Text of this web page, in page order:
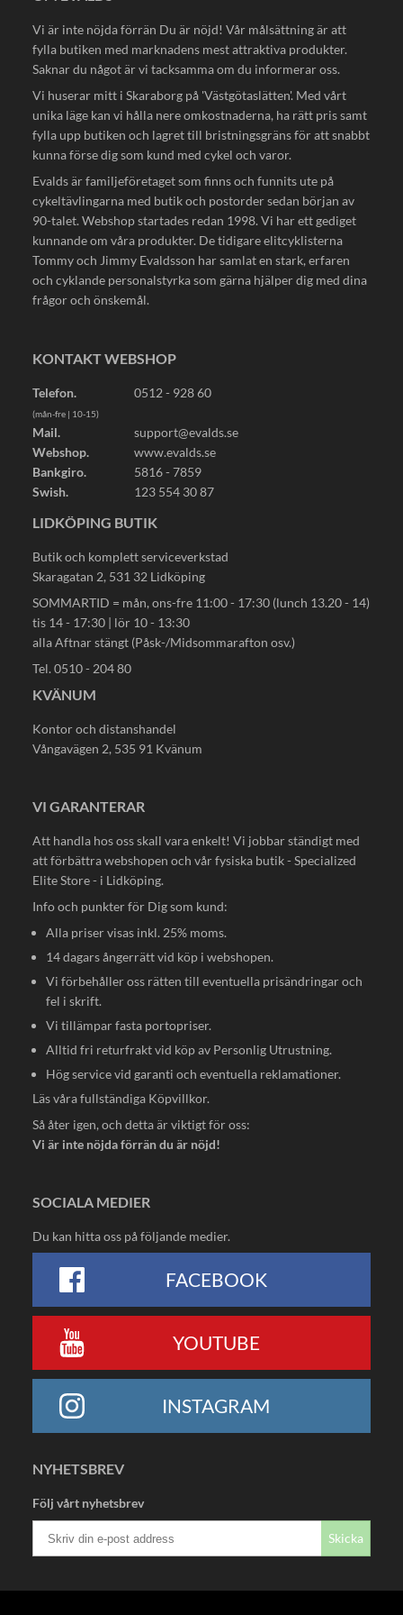
Vi är inte nöjda förrän Du är nöjd! Vår målsättning är att
fylla butiken med marknadens mest attraktiva produkter.
Saknar du något är vi tacksamma om du informerar oss.
Vi huserar mitt i Skaraborg på 'Västgötaslätten'. Med vårt
unika läge kan vi hålla nere omkostnaderna, ha rätt pris samt
fylla upp butiken och lagret till bristningsgräns för att snabbt
kunna förse dig som kund med cykel och varor.
Evalds är familjeföretaget som finns och funnits ute på
cykeltävlingarna med butik och postorder sedan början av
90-talet. Webshop startades redan 1998. Vi har ett gediget
kunnande om våra produkter. De tidigare elitcyklisterna
Tommy och Jimmy Evaldsson har samlat en stark, erfaren
och cyklande personalstyrka som gärna hjälper dig med dina
frågor och önskemål.
KONTAKT WEBSHOP
Telefon. 0512 - 928 60
(mån-fre | 10-15)
Mail.
support@evalds.se
Webshop.
www.evalds.se
Bankgiro.
5816 - 7859
Swish.
123 554 30 87
LIDKÖPING BUTIK
Butik och komplett serviceverkstad
Skaragatan 2, 531 32 Lidköping
SOMMARTID = mån, ons-fre 11:00 - 17:30 (lunch 13.20 - 14)
tis 14 - 17:30 | lör 10 - 13:30
alla Aftnar stängt (Påsk-/Midsommarafton osv.)
Tel. 0510 - 204 80
KVÄNUM
Kontor och distanshandel
Vångavägen 2, 535 91 Kvänum
VI GARANTERAR
Att handla hos oss skall vara enkelt! Vi jobbar ständigt med
att förbättra webshopen och vår fysiska butik - Specialized
Elite Store - i Lidköping.
Info och punkter för Dig som kund:
Alla priser visas inkl. 25% moms.
14 dagars ångerrätt vid köp i webshopen.
Vi förbehåller oss rätten till eventuella prisändringar och
fel i skrift.
Vi tillämpar fasta portopriser.
Alltid fri returfrakt vid köp av Personlig Utrustning.
Hög service vid garanti och eventuella reklamationer.
Läs våra fullständiga Köpvillkor.
Så åter igen, och detta är viktigt för oss:
Vi är inte nöjda förrän du är nöjd!
SOCIALA MEDIER
Du kan hitta oss på följande medier.
FACEBOOK
YOUTUBE
INSTAGRAM
NYHETSBREV
Följ vårt nyhetsbrev
Skicka